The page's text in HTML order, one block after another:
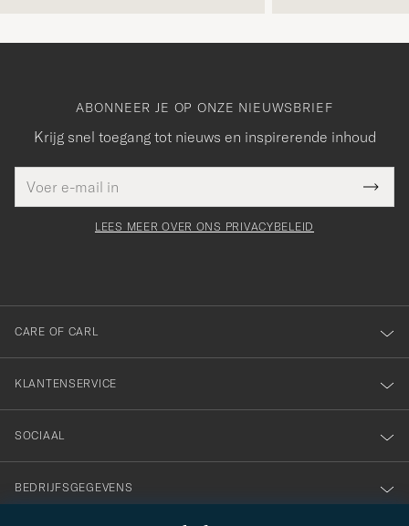
ABONNEER JE OP ONZE NIEUWSBRIEF
Krijg snel toegang tot nieuws en inspirerende inhoud
mailadres
veldBedankt
voor
onze
nieuwsbrief!
LEES MEER OVER ONS PRIVACYBELEID
CARE OF CARL
KLANTENSERVICE
SOCIAAL
BEDRIJFSGEGEVENS